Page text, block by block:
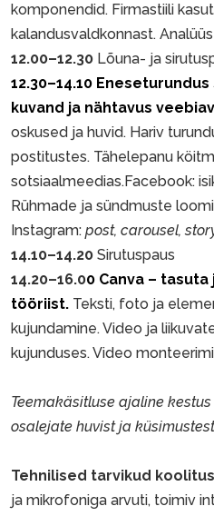
komponendid. Firmastiili
kalandusvaldkonnast.
12.00–12.30 Lõuna- ja
12.30–14.10 Eneseturundus
kuvand ja nähtavus
oskused ja huvid. Hariv
postitustes. Tähelepanu
sotsiaalmeedias.Facebook:
Rühmade ja sündmuste
Instagram: post, carousel,
14.10–14.20 Sirutuspaus
14.20–16.00 Canva –
tööriist. Teksti, foto ja
kujundamine. Video ja
kujunduses. Video
Teemakäsitluse ajaline
osalejate huvist ja
Tehnilised tarvikud
ja mikrofoniga arvuti, toimiv